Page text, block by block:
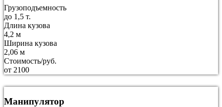
Грузоподъемность
до 1,5 т.
Длина кузова
4,2 м
Ширина кузова
2,06 м
Стоимость/руб.
от 2100
Манипулятор